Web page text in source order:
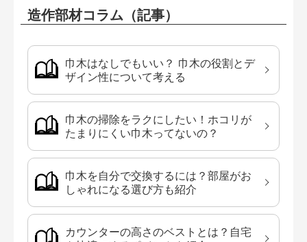
造作部材コラム（記事）
巾木はなしでもいい？ 巾木の役割とデ
ザイン性について考える
巾木の掃除をラクにしたい！ホコリが
たまりにくい巾木ってないの？
巾木を自分で交換するには？部屋がお
しゃれになる選び方も紹介
カウンターの高さのベストとは？自宅